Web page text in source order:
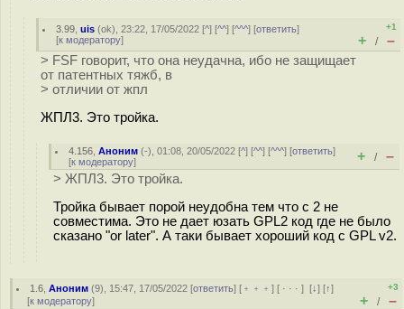
3.99 ,uis (ok), 23:22, 17/05/2022 [^] [^^] [^^^] [ответить]
[к модератору]
+1
+ / –
> FSF говорит, что она неудачна, ибо не защищает
от патентных тяжб, в
> отличии от жпл
ЖПЛ3. Это тройка.
4.156 ,Аноним (-), 01:08, 20/05/2022 [^] [^^] [^^^] [ответить]
[к модератору] + / –
> ЖПЛ3. Это тройка.
Тройка бывает порой неудобна тем что с 2 не
совместима. Это не дает юзать GPL2 код где не было
сказано "or later". А таки бывает хороший код с GPL v2.
1.6 ,Аноним (9), 15:47, 17/05/2022 [ответить] [ ﹢﹢﹢] [ · · ·][↓] [↑]
[к модератору]
+3
+ / –